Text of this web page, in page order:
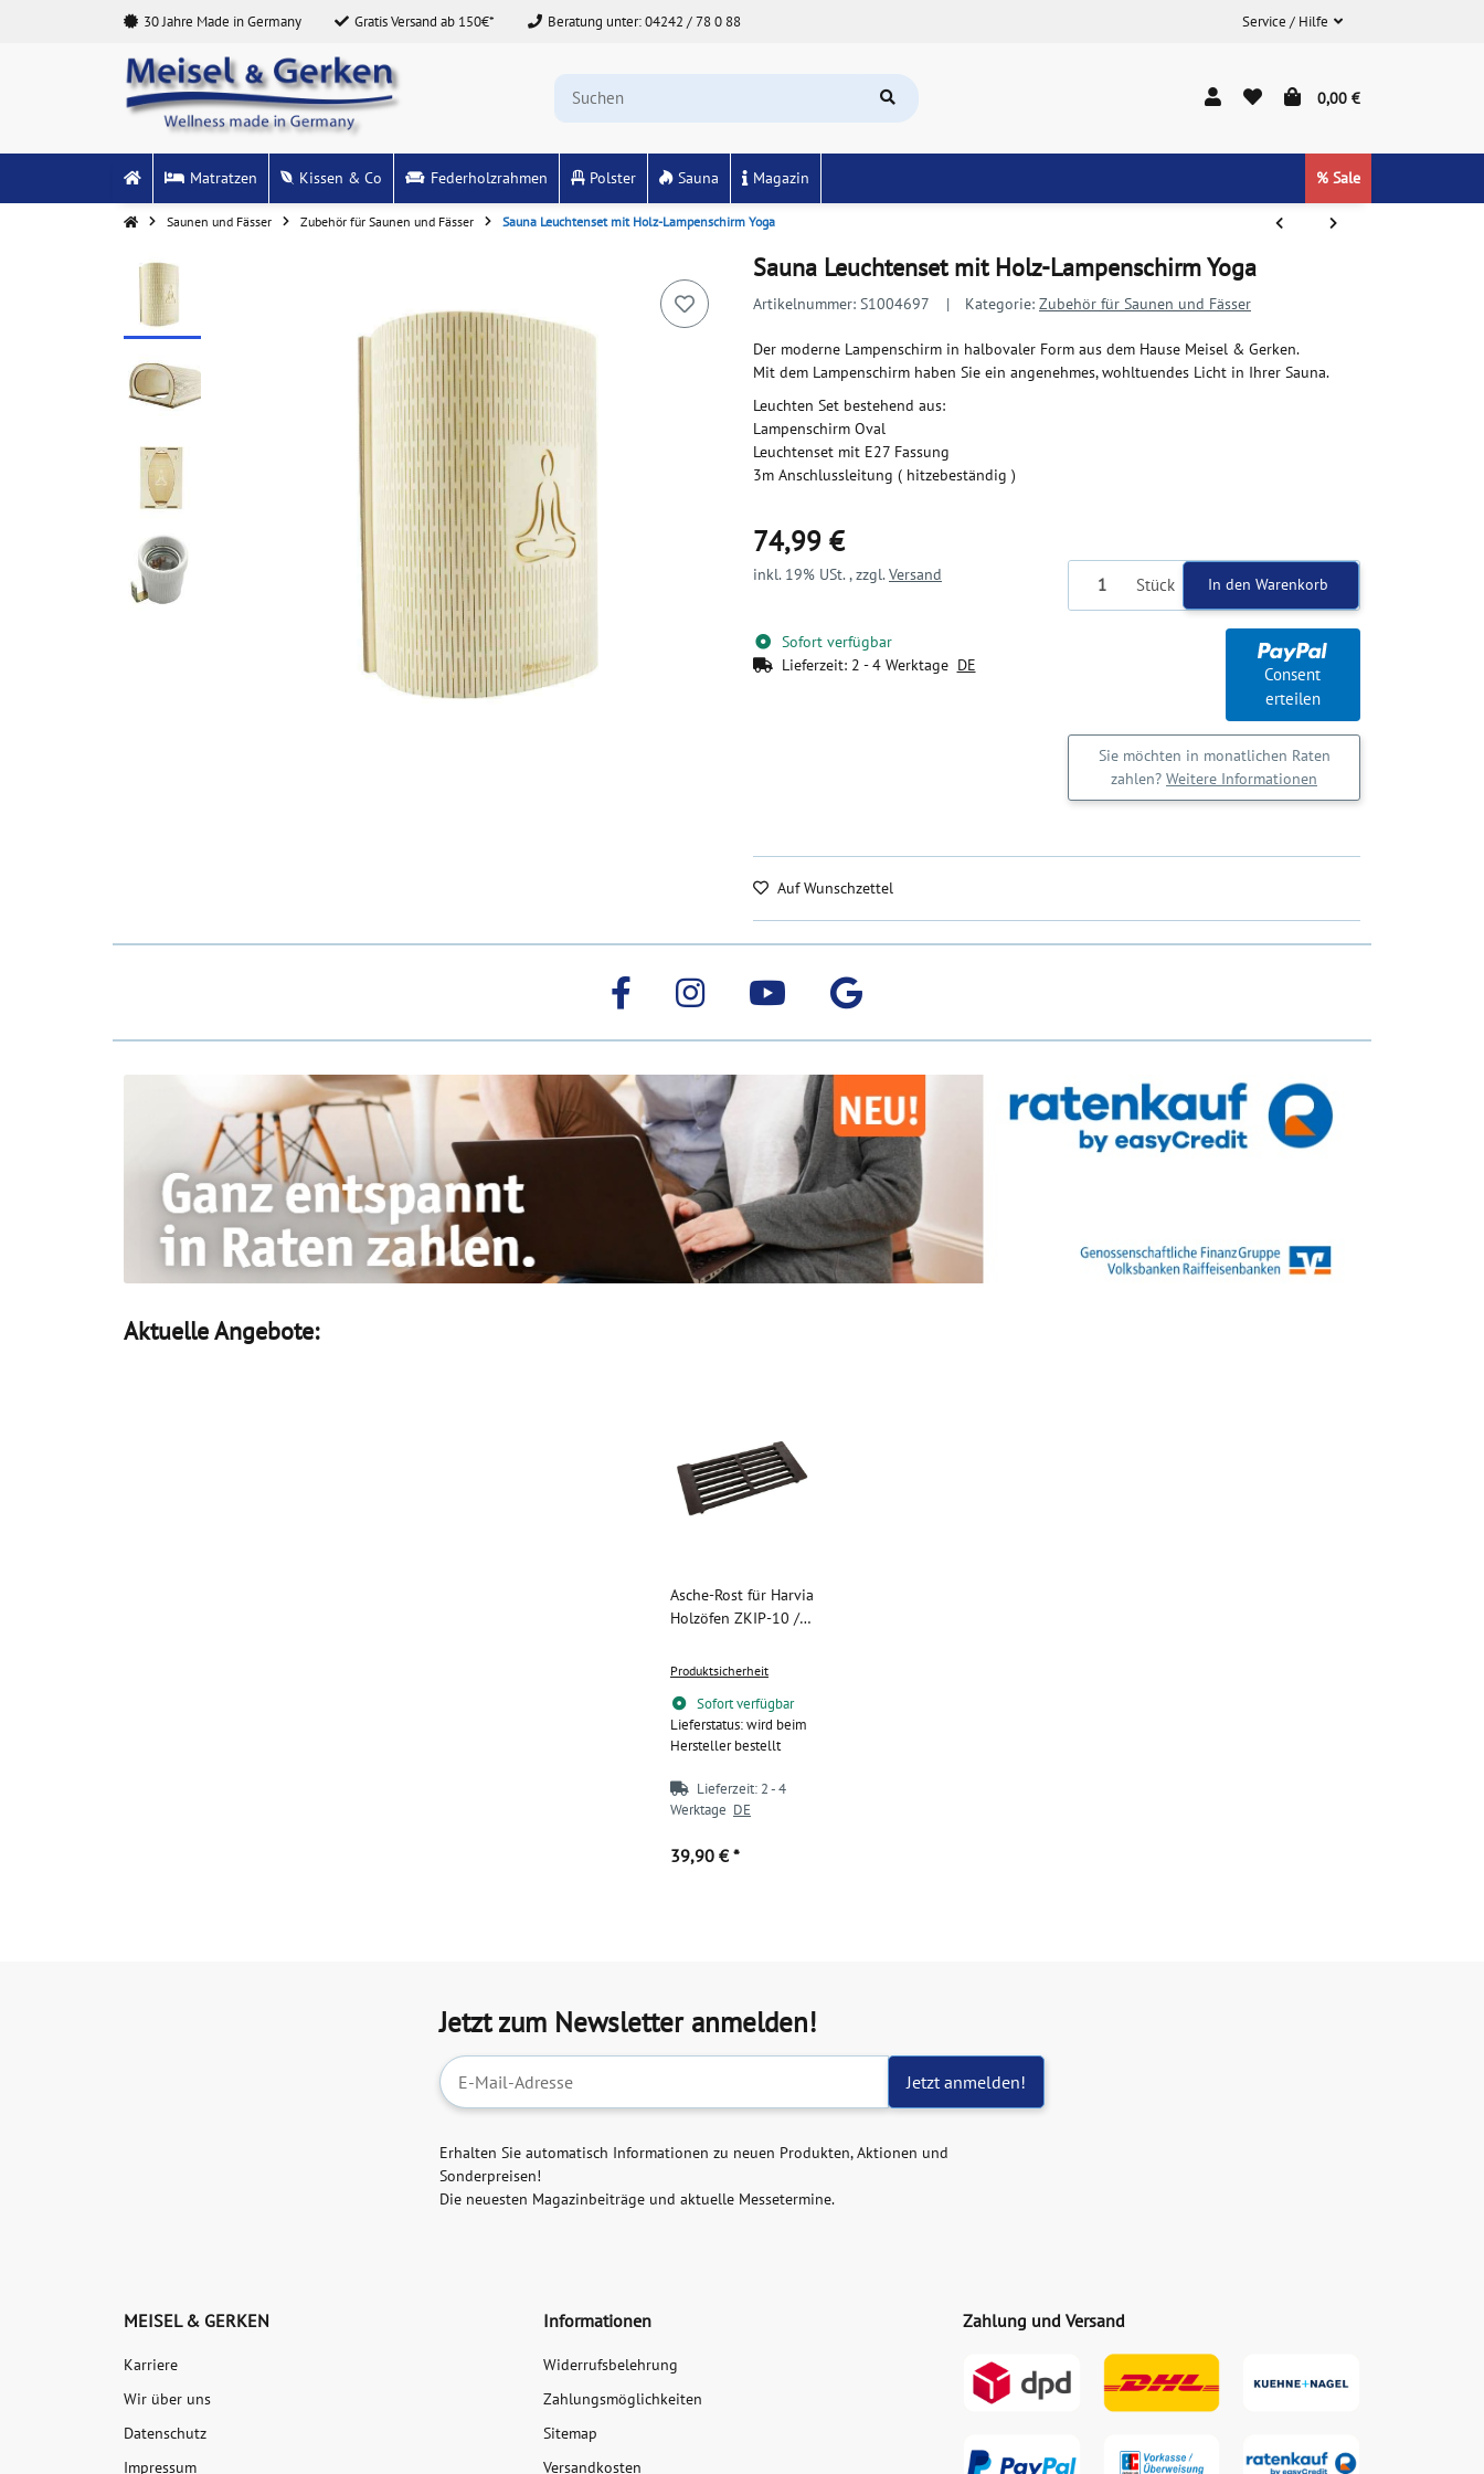
30 Jahre Made in Germany Gratis Versand ab 150€* Beratung unter: 04242 / 78 0 88 Service / Hilfe
0,00 €
Matratzen Kissen & Co Federholzrahmen Polster Sauna Magazin % Sale
Saunen und Fässer Zubehör für Saunen und Fässer Sauna Leuchtenset mit Holz-Lampenschirm Yoga
Sauna Leuchtenset mit Holz-Lampenschirm Yoga
Artikelnummer: S1004697 Kategorie: Zubehör für Saunen und Fässer
Der moderne Lampenschirm in halbovaler Form aus dem Hause Meisel & Gerken.
Mit dem Lampenschirm haben Sie ein angenehmes, wohltuendes Licht in Ihrer Sauna.
Leuchten Set bestehend aus:
Lampenschirm Oval
Leuchtenset mit E27 Fassung
3m Anschlussleitung ( hitzebeständig )
74,99 €
inkl. 19% USt. , zzgl.Versand
Sofort verfügbar
Lieferzeit: 2 - 4 Werktage DE
Stück In den Warenkorb
Consent
erteilen
Sie möchten in monatlichen Raten
zahlen? Weitere Informationen
Auf Wunschzettel
Aktuelle Angebote:
Asche-Rost für Harvia
Holzöfen ZKIP-10 /
Produktsicherheit
Sofort verfügbar
Lieferstatus: wird beim
Hersteller bestellt
Lieferzeit: 2 - 4
Werktage DE
39,90 € *
Jetzt zum Newsletter anmelden!
Newsletter-Registrierung
Jetzt anmelden!
Erhalten Sie automatisch Informationen zu neuen Produkten, Aktionen und
Sonderpreisen!
Die neuesten Magazinbeiträge und aktuelle Messetermine.
MEISEL & GERKEN
Karriere
Wir über uns
Datenschutz
Impressum
Informationen
Widerrufsbelehrung
Zahlungsmöglichkeiten
Sitemap
Versandkosten
Zahlung und Versand